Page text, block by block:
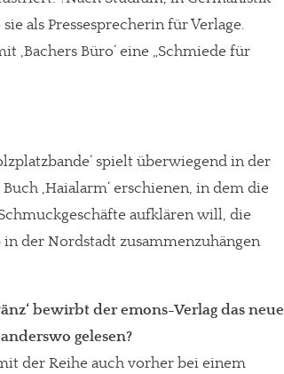
als Pressesprecherin für Verlage.
‚Bachers Büro‘ eine „Schmiede für
spielt überwiegend in der
‚Haialarm‘ erschienen, in dem die
aufklären will, die
der Nordstadt zusammenzuhängen
bewirbt der emons-Verlag das neue
gelesen?
der Reihe auch vorher bei einem